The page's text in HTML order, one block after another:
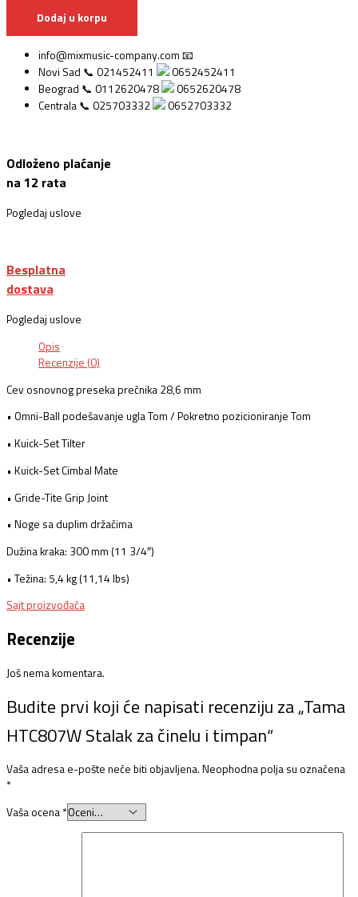
Dodaj u korpu
info@mixmusic-company.com 📧
Novi Sad 📞 021452411
0652452411
Beograd 📞 0112620478
0652620478
Centrala 📞 025703332
0652703332
Odloženo plaćanje
na 12 rata
Pogledaj uslove
Besplatna
dostava
Pogledaj uslove
Opis
Recenzije (0)
Cev osnovnog preseka prečnika 28,6 mm
• Omni-Ball podešavanje ugla Tom / Pokretno pozicioniranje Tom
• Kuick-Set Tilter
• Kuick-Set Cimbal Mate
• Gride-Tite Grip Joint
• Noge sa duplim držačima
Dužina kraka: 300 mm (11 3/4″)
• Težina: 5,4 kg (11,14 lbs)
Sajt proizvođača
Recenzije
Još nema komentara.
Budite prvi koji će napisati recenziju za „Tama
HTC807W Stalak za činelu i timpan“
Vaša adresa e-pošte neće biti objavljena. Neophodna polja su označena
*
Vaša ocena *